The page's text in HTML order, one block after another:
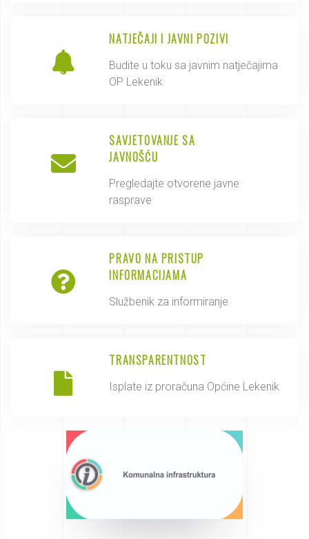
NATJEČAJI I JAVNI POZIVI
Budite u toku sa javnim natječajima
OP Lekenik
SAVJETOVANJE SA
JAVNOŠĆU
Pregledajte otvorene javne
rasprave
PRAVO NA PRISTUP
INFORMACIJAMA
Službenik za informiranje
TRANSPARENTNOST
Isplate iz proračuna Općine Lekenik